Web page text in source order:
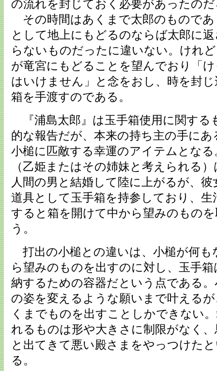
の流れを封じておく必要があったの
その時間はあくまで太郎のものであ
として地上にもどるのならば太郎に
らないものだったに違いない。けれ
が竜宮にもどることを望んでおり「
はいけません」と念をおし、時を封
箱を手渡すのである。
『浦島太郎』は玉手箱使用に関する
的な報告だが、本来の持ち主の手にあ
小槌に匹敵する幸運のアイテムとなる
（乙姫またはその姉妹と考えられる
人間の男と結婚して陸に上がるが、
道具として玉手箱を持参しており、生
すると箱を開けて中から望みのもの
う。
打出の小槌との違いは、小槌が何も
ら望みのものを出すのに対し、玉手
納するための容器だという点である
の姿を変えるような願いまで叶える
くまでものを出すことしかできない
れるものは形や大きさに制限がなく
と出てきて悪い殿さまをやっつけた
る。